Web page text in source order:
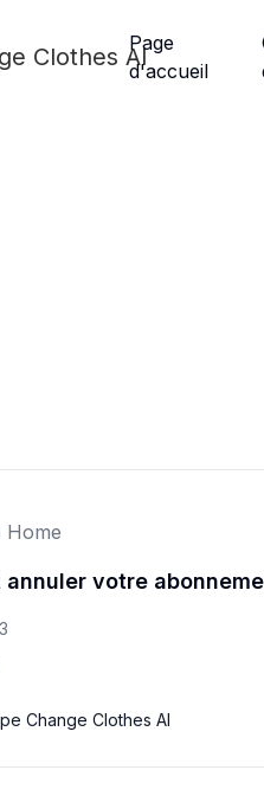
Clothes AIPage
d'accueil
Home
annuler votre
Change Clothes AI